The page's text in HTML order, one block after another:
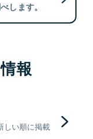
します。
報
しい順に掲載